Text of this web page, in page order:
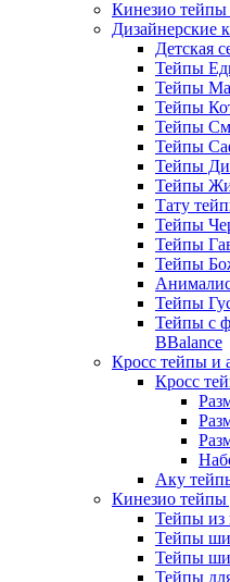
Кинезио
Дизайнерские
Детская
Тейпы
Тейпы
Тейпы
Тейпы
Тейпы
Тейпы
Тейпы
Тату
Тейпы
Тейпы
Тейпы
Тейпы
Тейпы с
BBalance
Кросс тейпы и
Кросс
Аку
Кинезио тейпы
Тейпы из
Тейпы
Тейпы
Тейпы